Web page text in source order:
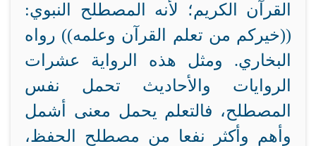
القرآن الكريم؛ لأنه المصطلح النبوي:
((خيركم من تعلم القرآن وعلمه)) رواه
البخاري. ومثل هذه الرواية عشرات
الروايات والأحاديث تحمل نفس
المصطلح، فالتعلم يحمل معنى أشمل
وأهم وأكثر نفعا من مصطلح الحفظ،